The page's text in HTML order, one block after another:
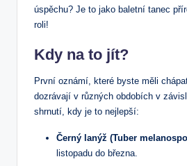
úspěchu? Je to jako baletní tanec
roli!
Kdy na to jít?
První oznámí, které byste měli
dozrávají v různých obdobích v
shrnutí, kdy je to nejlepší:
Černý lanýž (Tuber
listopadu do března.